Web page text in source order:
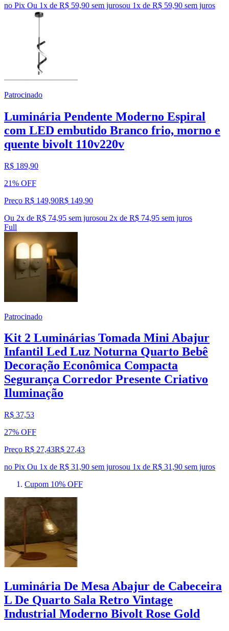
no Pix Ou 1x de R$ 59,90 sem jurosou 1x de R$ 59,90 sem juros
Patrocinado
Luminária Pendente Moderno Espiral
com LED embutido Branco frio, morno e
quente bivolt 110v220v
R$ 189,90
21% OFF
Preço R$ 149,90R$ 149,90
Ou 2x de R$ 74,95 sem jurosou 2x de R$ 74,95 sem juros
Full
Patrocinado
Kit 2 Luminárias Tomada Mini Abajur
Infantil Led Luz Noturna Quarto Bebê
Decoração Econômica Compacta
Segurança Corredor Presente Criativo
Iluminação
R$ 37,53
27% OFF
Preço R$ 27,43R$ 27,43
no Pix Ou 1x de R$ 31,90 sem jurosou 1x de R$ 31,90 sem juros
Cupom 10% OFF
Luminária De Mesa Abajur de Cabeceira
L De Quarto Sala Retro Vintage
Industrial Moderno Bivolt Rose Gold